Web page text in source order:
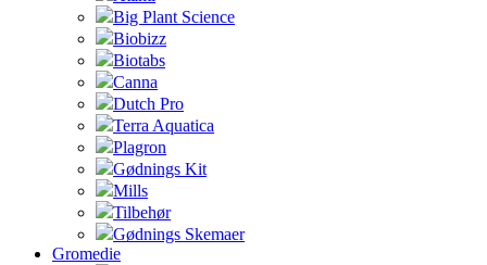
Big Plant Science
Biobizz
Biotabs
Canna
Dutch Pro
Terra Aquatica
Plagron
Gødnings Kit
Mills
Tilbehør
Gødnings Skemaer
Gromedie